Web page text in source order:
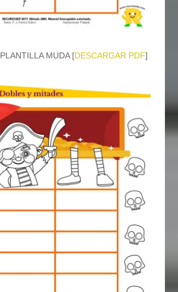
PLANTILLA MUDA [DESCARGAR PDF]